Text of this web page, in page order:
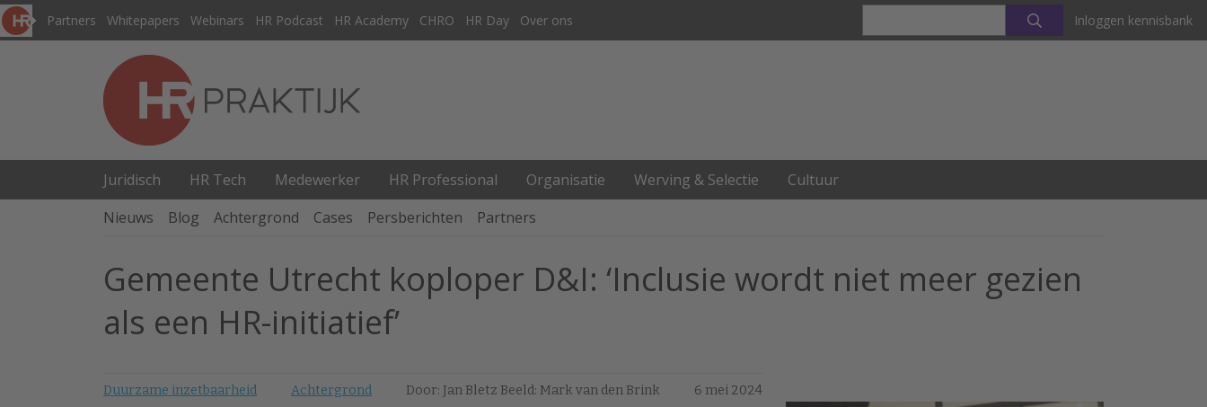
Partners Whitepapers Webinars HR Podcast HR Academy CHRO HR Day Over ons Inloggen kennisbank
Juridisch HR Tech Medewerker HR Professional Organisatie Werving & Selectie
Cultuur
Nieuws
Blog Achtergrond Cases Persberichten Partners
Gemeente Utrecht koploper D&I: ‘Inclusie wordt niet meer gezien
als een HR-initiatief’
Duurzame inzetbaarheid Achtergrond Door: Jan Bletz Beeld: Mark van den Brink 6 mei 2024